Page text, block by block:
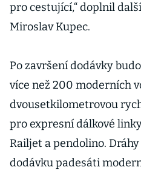
pro cestující,“ doplnil
Miroslav Kupec.
Po završení dodávky
více než 200 moderních
dvousetkilometrovou
pro expresní dálkové
Railjet a pendolino.
dodávku padesáti